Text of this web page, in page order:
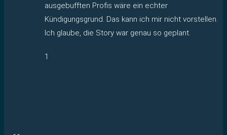
ausgebufften Profis wäre ein echter
Kündigungsgrund. Das kann ich mir nicht vorstellen.
Ich glaube, die Story war genau so geplant.
1